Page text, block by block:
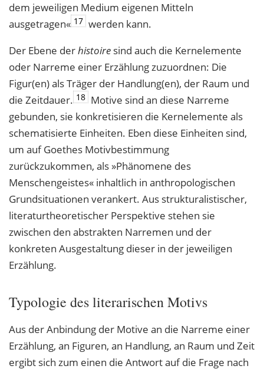
dem jeweiligen Medium eigenen Mitteln
ausgetragen« 17 werden kann.
Der Ebene derhistoire sind auch die Kernelemente
oder Narreme einer Erzählung zuzuordnen: Die
Figur(en) als Träger der Handlung(en), der Raum und
die Zeitdauer. 18 Motive sind an diese Narreme
gebunden, sie konkretisieren die Kernelemente als
schematisierte Einheiten. Eben diese Einheiten sind,
um auf Goethes Motivbestimmung
zurückzukommen, als »Phänomene des
Menschengeistes« inhaltlich in anthropologischen
Grundsituationen verankert. Aus strukturalistischer,
literaturtheoretischer Perspektive stehen sie
zwischen den abstrakten Narremen und der
konkreten Ausgestaltung dieser in der jeweiligen
Erzählung.
Typologie des literarischen Motivs
Aus der Anbindung der Motive an die Narreme einer
Erzählung, an Figuren, an Handlung, an Raum und Zeit
ergibt sich zum einen die Antwort auf die Frage nach